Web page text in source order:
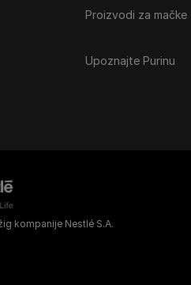
Proizvodi za mačke
Upoznajte Purinu
kompanije Nestlé S.A.